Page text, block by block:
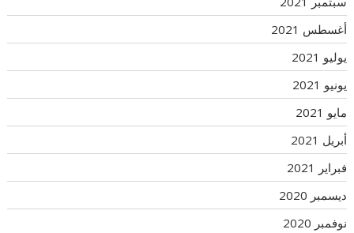
أغسطس 2021
يوليو 2021
يونيو 2021
مايو 2021
أبريل 2021
فبراير 2021
ديسمبر 2020
نوفمبر 2020